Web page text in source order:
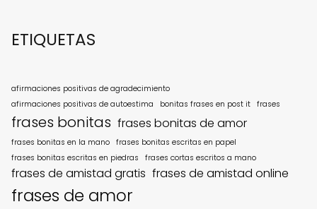
ETIQUETAS
afirmaciones positivas de agradecimiento
afirmaciones positivas de autoestima
bonitas frases en post it frases
frases bonitas frases bonitas de amor
frases bonitas en la mano frases bonitas escritas en papel
frases bonitas escritas en piedras
frases cortas escritos a mano
frases de amistad gratis frases de amistad online
frases de amor